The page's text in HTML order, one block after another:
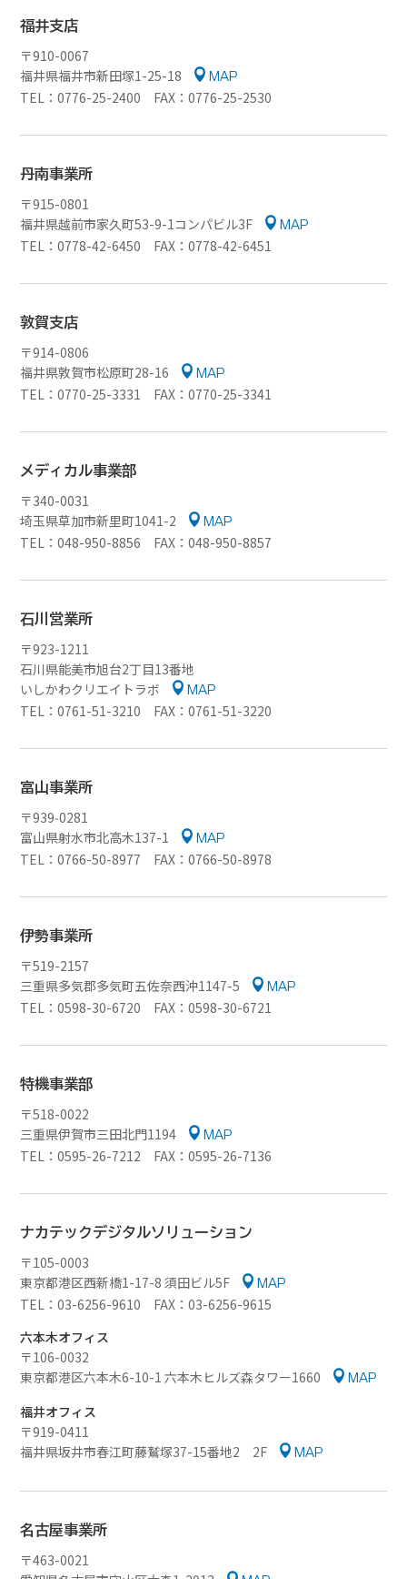
福井支店
〒910-0067
福井県福井市新田塚1-25-18
MAP
TEL：0776-25-2400 FAX：0776-25-2530
丹南事業所
〒915-0801
福井県越前市家久町53-9-1コンパビル3F
MAP
TEL：0778-42-6450 FAX：0778-42-6451
敦賀支店
〒914-0806
福井県敦賀市松原町28-16
MAP
TEL：0770-25-3331 FAX：0770-25-3341
メディカル事業部
〒340-0031
埼玉県草加市新里町1041-2
MAP
TEL：048-950-8856 FAX：048-950-8857
石川営業所
〒923-1211
石川県能美市旭台2丁目13番地
いしかわクリエイトラボ
MAP
TEL：0761-51-3210 FAX：0761-51-3220
富山事業所
〒939‑0281
富山県射水市北高木137-1
MAP
TEL：0766-50-8977 FAX：0766-50-8978
伊勢事業所
〒519-2157
三重県多気郡多気町五佐奈西沖1147-5
MAP
TEL：0598-30-6720 FAX：0598-30-6721
特機事業部
〒518-0022
三重県伊賀市三田北門1194
MAP
TEL：0595-26-7212 FAX：0595-26-7136
ナカテックデジタルソリューション
〒105-0003
東京都港区西新橋1-17-8 須田ビル5F
MAP
TEL：03-6256-9610 FAX：03-6256-9615
六本木オフィス
〒106-0032
東京都港区六本木6-10-1六本木ヒルズ森タワー1660 MAP
福井オフィス
〒919-0411
福井県坂井市春江町藤鷲塚37-15番地2 2F MAP
名古屋事業所
〒463-0021